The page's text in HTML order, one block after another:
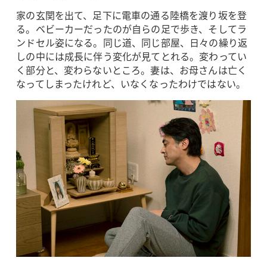
家の玄関を出て、足下に電車の通る陸橋を渡り坂を登
る。ベビーカーだったのが自らの足で歩き、そしてラ
ンドセル姿になる。同じ道、同じ部屋、日々の繰り返
しの中には成長に伴う変化が見てとれる。変わってい
く部分と、変わらないところ。妻は、お母さんは亡く
なってしまったけれど、いなくなったわけではない。